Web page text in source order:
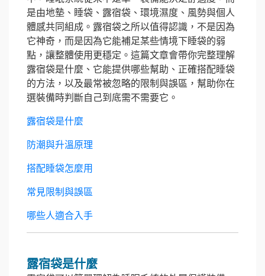
是由地墊、睡袋、露宿袋、環境濕度、風勢與個人
體感共同組成。露宿袋之所以值得認識，不是因為
它神奇，而是因為它能補足某些情境下睡袋的弱
點，讓整體使用更穩定。這篇文章會帶你完整理解
露宿袋是什麼、它能提供哪些幫助、正確搭配睡袋
的方法，以及最常被忽略的限制與誤區，幫助你在
選裝備時判斷自己到底需不需要它。
露宿袋是什麼
防潮與升溫原理
搭配睡袋怎麼用
常見限制與誤區
哪些人適合入手
露宿袋是什麼